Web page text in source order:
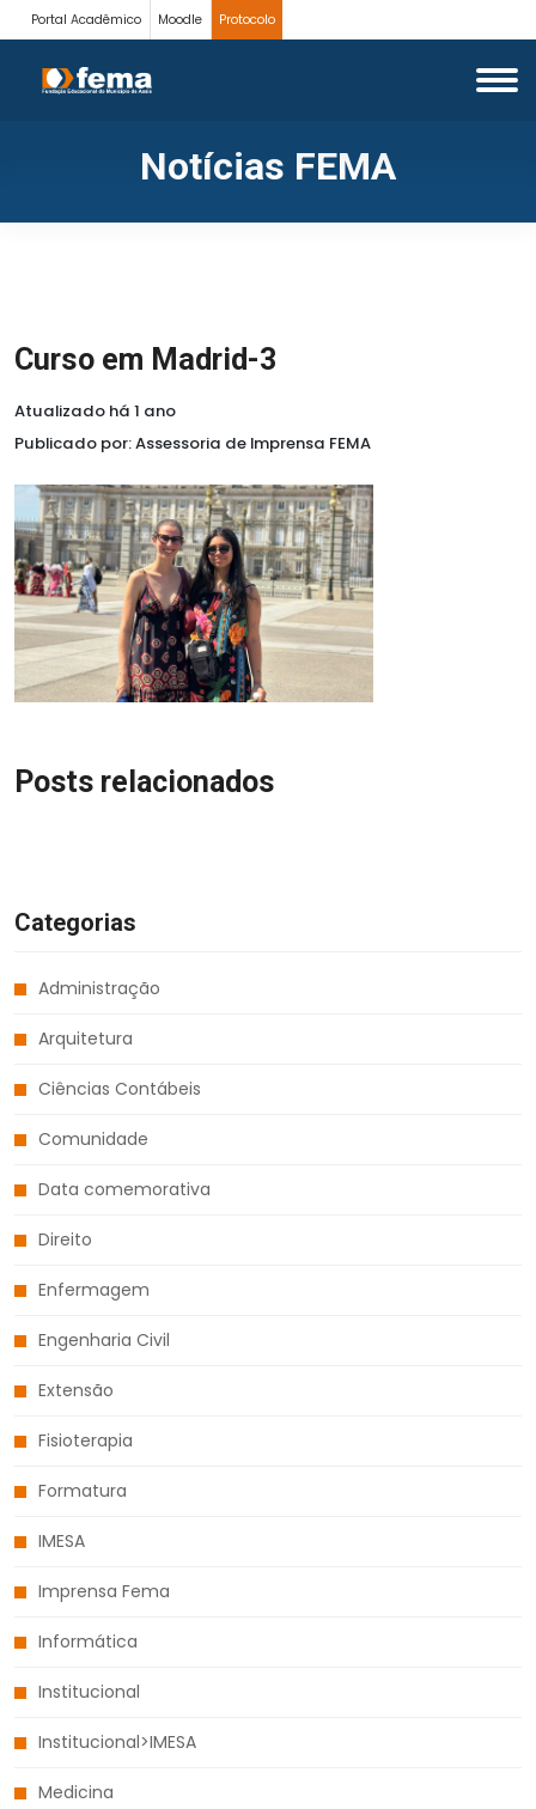
Portal Acadêmico Moodle Protocolo
Notícias FEMA
Curso em Madrid-3
Atualizado há 1 ano
Publicado por: Assessoria de Imprensa FEMA
Posts relacionados
Categorias
Administração
Arquitetura
Ciências Contábeis
Comunidade
Data comemorativa
Direito
Enfermagem
Engenharia Civil
Extensão
Fisioterapia
Formatura
IMESA
Imprensa Fema
Informática
Institucional
Institucional>IMESA
Medicina